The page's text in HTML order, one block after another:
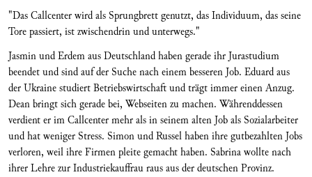
"Das Callcenter wird als Sprungbrett genutzt, das Individuum, das seine
Tore passiert, ist zwischendrin und unterwegs."
Jasmin und Erdem aus Deutschland haben gerade ihr Jurastudium
beendet und sind auf der Suche nach einem besseren Job. Eduard aus
der Ukraine studiert Betriebswirtschaft und trägt immer einen Anzug.
Dean bringt sich gerade bei, Webseiten zu machen. Währenddessen
verdient er im Callcenter mehr als in seinem alten Job als Sozialarbeiter
und hat weniger Stress. Simon und Russel haben ihre gutbezahlten Jobs
verloren, weil ihre Firmen pleite gemacht haben. Sabrina wollte nach
ihrer Lehre zur Industriekauffrau raus aus der deutschen Provinz.